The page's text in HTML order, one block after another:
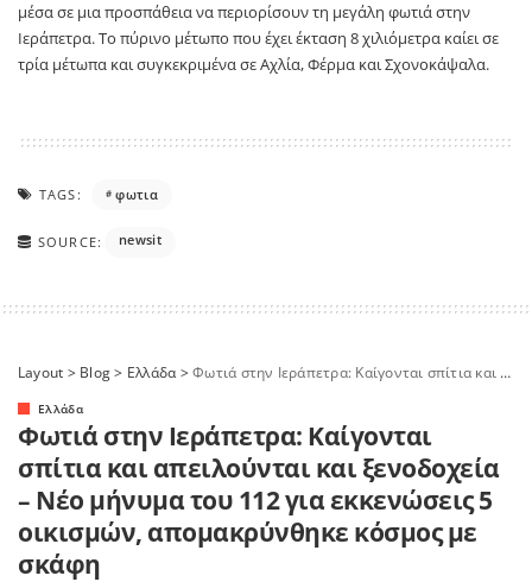
μέσα σε μια προσπάθεια να περιορίσουν τη μεγάλη φωτιά στην
Ιεράπετρα. Το πύρινο μέτωπο που έχει έκταση 8 χιλιόμετρα καίει σε
τρία μέτωπα και συγκεκριμένα σε Αχλία, Φέρμα και Σχονοκάψαλα.
TAGS: φωτια
SOURCE: newsit
Layout > Blog> Ελλάδα>Φωτιά στην Ιεράπετρα: Καίγονται σπίτια και απειλούνται και ξενοδοχεία – Νέο μήνυμα του 112 για εκκενώσεις 5 οικισμών, απομακρύνθηκε κόσμος με σκάφη
Ελλάδα
Φωτιά στην Ιεράπετρα: Καίγονται
σπίτια και απειλούνται και ξενοδοχεία
– Νέο μήνυμα του 112 για εκκενώσεις 5
οικισμών, απομακρύνθηκε κόσμος με
σκάφη